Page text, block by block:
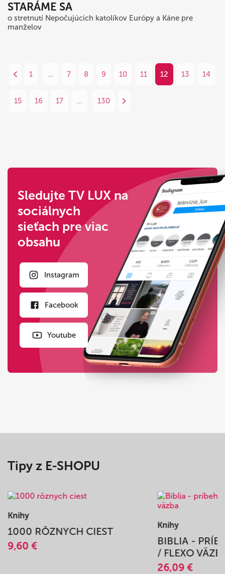
STARÁME SA
o stretnutí Nepočujúcich katolíkov Európy a Káne pre
manželov
1 ... 7 8 9 10 11 12 13 14
15 16 17 ... 130
Sledujte TV LUX na
sociálnych
sieťach pre viac
obsahu
Instagram
Facebook
Youtube
Tipy z E-SHOPU
Knihy
1000 RÔZNYCH CIEST
9,60 €
Knihy
BIBLIA -
/ FLEXO
26,09 €